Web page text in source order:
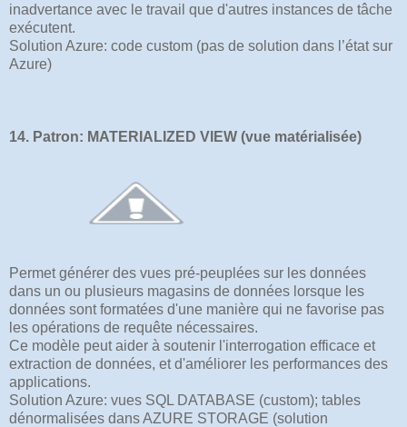
inadvertance avec le travail que d'autres instances de tâche
exécutent.
Solution Azure: code custom (pas de solution dans l’état sur
Azure)
14. Patron: MATERIALIZED VIEW (vue matérialisée)
Permet générer des vues pré-peuplées sur les données
dans un ou plusieurs magasins de données lorsque les
données sont formatées d'une manière qui ne favorise pas
les opérations de requête nécessaires.
Ce modèle peut aider à soutenir l'interrogation efficace et
extraction de données, et d'améliorer les performances des
applications.
Solution Azure: vues SQL DATABASE (custom); tables
dénormalisées dans AZURE STORAGE (solution